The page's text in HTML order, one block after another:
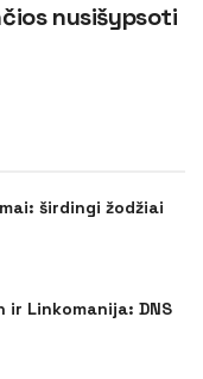
nusišypsoti
širdingi žodžiai
Linkomanija: DNS